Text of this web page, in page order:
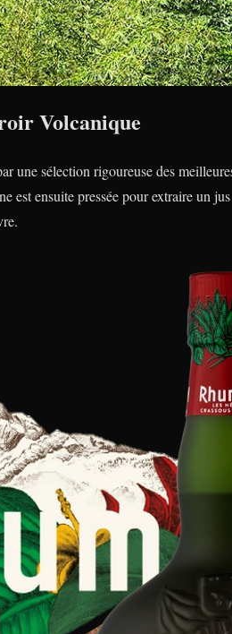
Volcanique
une sélection rigoureuse des
est ensuite pressée pour extraire un